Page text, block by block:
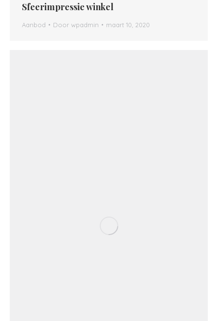
Sfeerimpressie winkel
Aanbod Door wpadmin maart 10, 2020